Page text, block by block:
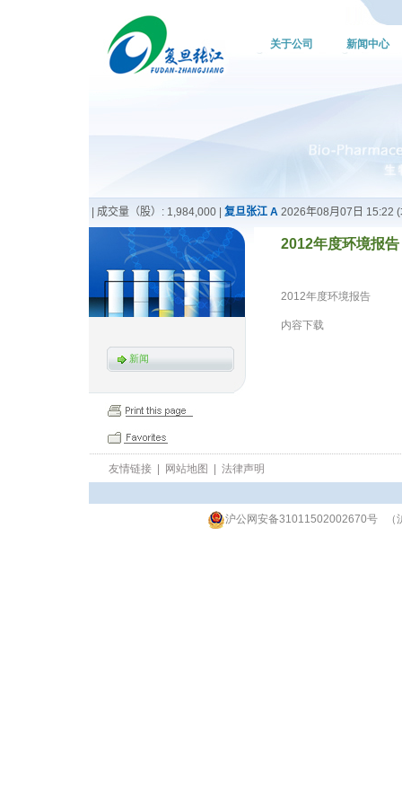
关于公司 新闻中心
新闻
2012年度环境报
2012年度环境报告
内容下载
友情链接 网站地图 法律声明
沪公网安备31011502002670号（